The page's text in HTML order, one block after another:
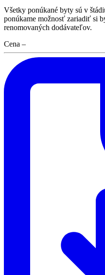
Všetky ponúkané byty sú v
ponúkame možnosť zariadiť si
renomovaných dodávateľov.
Cena –